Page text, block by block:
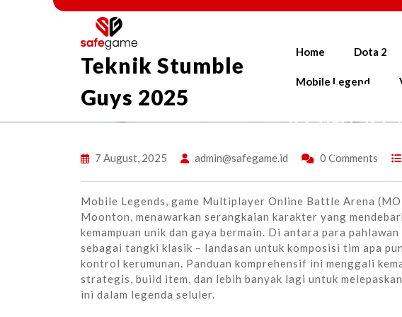
Teknik Stumble
Guys 2025
Home Dota 2
Mobile Legend
7 August, 2025 admin@safegame.id 0 Comments
Mobile Legends, game Multiplayer Online Battle Arena
Moonton, menawarkan serangkaian karakter yang
kemampuan unik dan gaya bermain. Di antara para
sebagai tangki klasik – landasan untuk komposisi tim apa
kontrol kerumunan. Panduan komprehensif ini menggali
strategis, build item, dan lebih banyak lagi untuk
ini dalam legenda seluler.